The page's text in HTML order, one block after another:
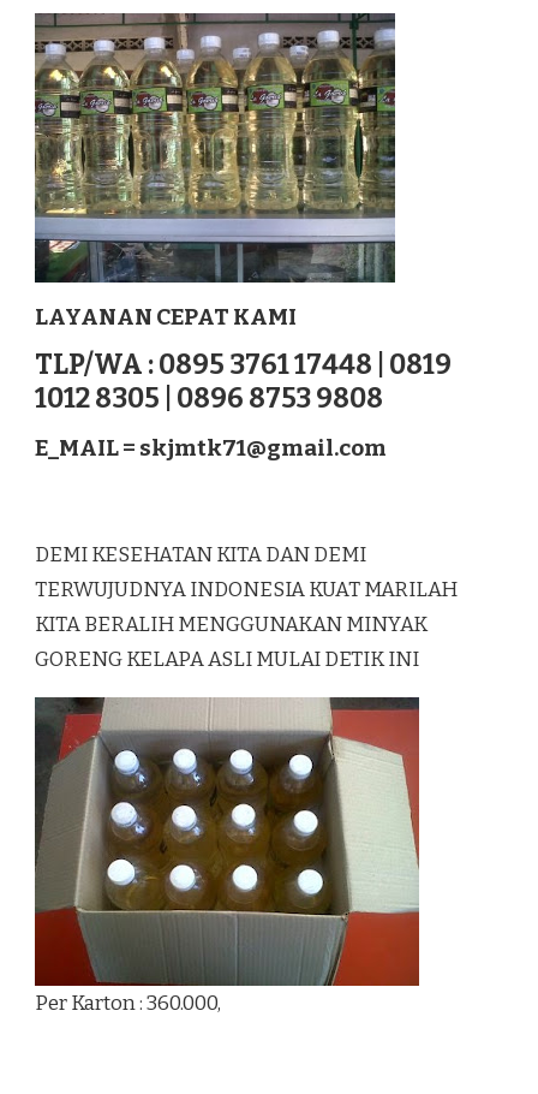
DI
REJANG
LEBONG
SUMATERA
LAYANAN CEPAT KAMI
TLP/WA : 0895 3761 17448 | 0819
1012 8305 | 0896 8753 9808
E_MAIL = skjmtk71@gmail.com
DEMI KESEHATAN KITA DAN DEMI
TERWUJUDNYA INDONESIA KUAT MARILAH
KITA BERALIH MENGGUNAKAN MINYAK
GORENG KELAPA ASLI MULAI DETIK INI
Per Karton : 360.000,